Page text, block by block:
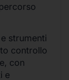
e strumenti
controllo
con
e